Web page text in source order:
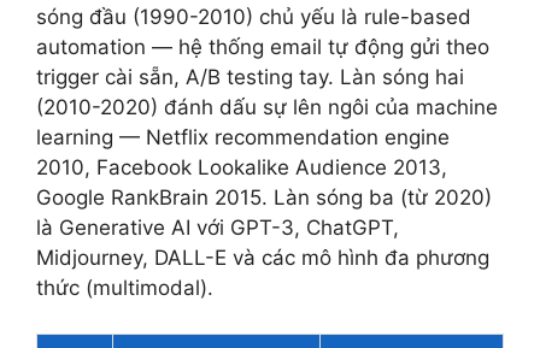
sóng đầu (1990-2010) chủ yếu là rule-based
automation — hệ thống email tự động gửi theo
trigger cài sẵn, A/B testing tay. Làn sóng hai
(2010-2020) đánh dấu sự lên ngôi của machine
learning — Netflix recommendation engine
2010, Facebook Lookalike Audience 2013,
Google RankBrain 2015. Làn sóng ba (từ 2020)
là Generative AI với GPT-3, ChatGPT,
Midjourney, DALL-E và các mô hình đa phương
thức (multimodal).